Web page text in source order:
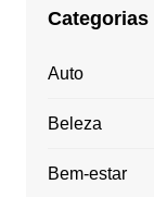
Categorias
Auto
Beleza
Bem-estar